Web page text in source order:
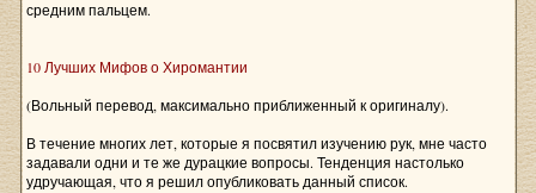
средним пальцем.
10 Лучших Мифов о Хиромантии
(Вольный перевод, максимально приближенный к оригиналу).
В течение многих лет, которые я посвятил изучению рук, мне часто
задавали одни и те же дурацкие вопросы. Тенденция настолько
удручающая, что я решил опубликовать данный список.